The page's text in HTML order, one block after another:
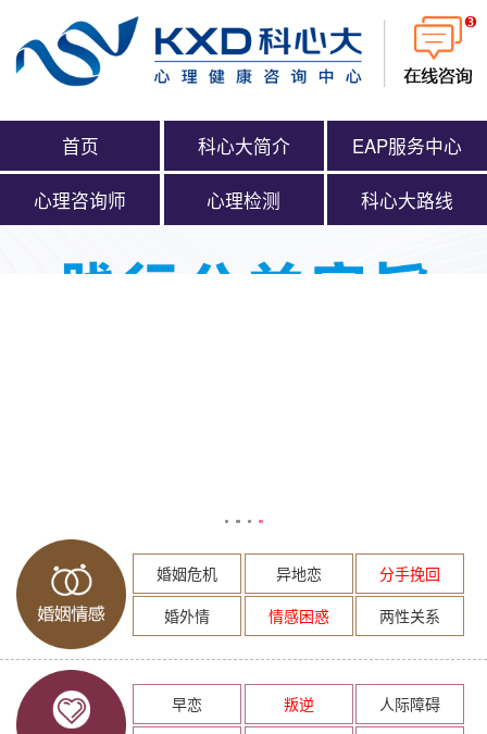
首页 科心大简介 EAP服务中心
心理咨询师 心理检测 科心大路线
婚姻危机 异地恋
分手挽回
婚外情
情感困惑 两性关系
早恋 叛逆
人际障碍